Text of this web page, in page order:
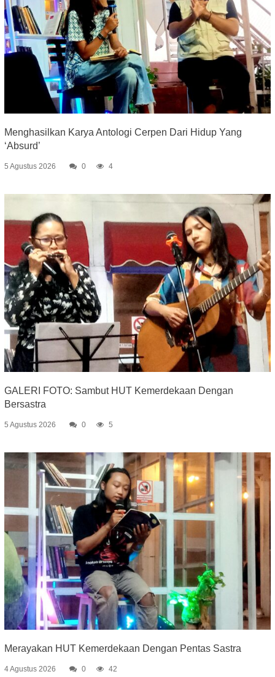
Menghasilkan Karya Antologi Cerpen Dari Hidup Yang
‘Absurd’
5 Agustus 2026 0 4
GALERI FOTO: Sambut HUT Kemerdekaan Dengan
Bersastra
5 Agustus 2026 0 5
Merayakan HUT Kemerdekaan Dengan Pentas Sastra
4 Agustus 2026 0 42